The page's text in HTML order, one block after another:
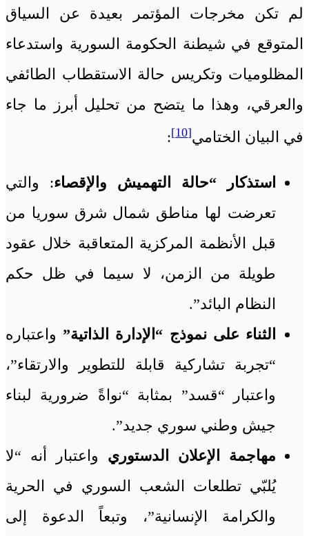
لم تكن مخرجات المؤتمر بعيدة عن السياق
المتوقع في شيطنة الحكومة السورية واستدعاء
المظلوميات وتكريس حالة الاستقطاب الطائفي
والعرقي، وهذا ما يتضح من تحليل أبرز ما جاء
في البيان الختامي[10]
:
استذكار “حالة التهميش والإقصاء: والتي
تعرضت لها مناطق شمال شرق سوريا من
قبل الأنظمة المركزية المتعاقبة خلال عقود
طويلة من الزمن، لا سيما في ظل حكم
النظام البائد”.
الثناء على نموذج “الإدارة الذاتية”واعتباره
“تجربة تشاركية قابلة للتطوير والارتقاء”،
واعتبار “قسد” بمثابة “نواةً ضرورية لبناء
جيش وطني سوري جديد”.
مهاجمة الإعلان الدستوري واعتبار أنه “لا
يُلبّي تطلعات الشعب السوري في الحرية
والكرامة الإنسانية”، وتبعاً الدعوة إلى